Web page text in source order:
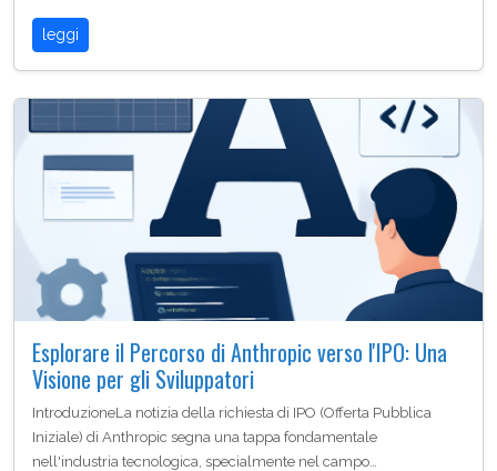
leggi
Esplorare il Percorso di Anthropic verso l'IPO: Una
Visione per gli Sviluppatori
IntroduzioneLa notizia della richiesta di IPO (Offerta Pubblica
Iniziale) di Anthropic segna una tappa fondamentale
nell'industria tecnologica, specialmente nel campo…